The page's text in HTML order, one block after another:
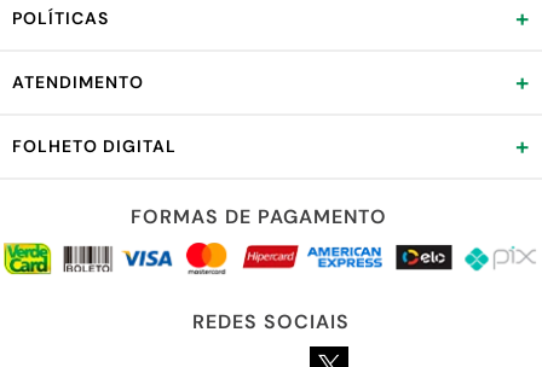
POLÍTICAS +
ATENDIMENTO +
FOLHETO DIGITAL +
FORMAS DE PAGAMENTO
REDES SOCIAIS